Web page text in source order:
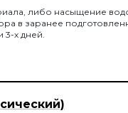
либо насыщение
в заранее
х дней.